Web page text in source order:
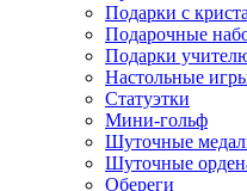
Подарки с
Подарочные
Подарки
Настольные
Статуэтки
Мини-гольф
Шуточные
Шуточные
Обереги